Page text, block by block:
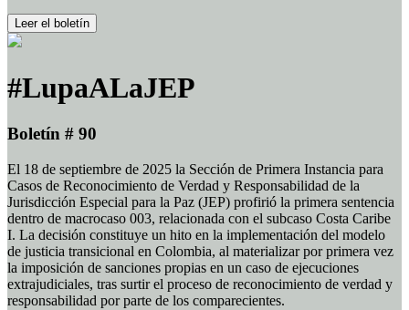
Leer el boletín
#LupaALaJEP
Boletín # 90
El 18 de septiembre de 2025 la Sección de Primera Instancia para
Casos de Reconocimiento de Verdad y Responsabilidad de la
Jurisdicción Especial para la Paz (JEP) profirió la primera sentencia
dentro de macrocaso 003, relacionada con el subcaso Costa Caribe
I. La decisión constituye un hito en la implementación del modelo
de justicia transicional en Colombia, al materializar por primera vez
la imposición de sanciones propias en un caso de ejecuciones
extrajudiciales, tras surtir el proceso de reconocimiento de verdad y
responsabilidad por parte de los comparecientes.